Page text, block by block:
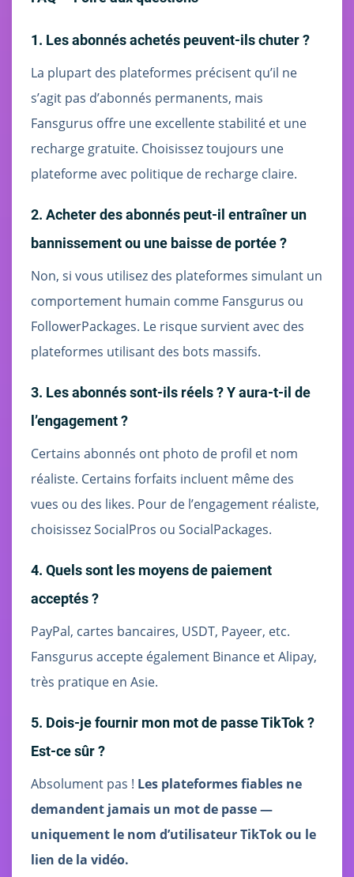
1. Les abonnés achetés peuvent-ils chuter ?
La plupart des plateformes précisent qu’il ne
s’agit pas d’abonnés permanents, mais
Fansgurus offre une excellente stabilité et une
recharge gratuite. Choisissez toujours une
plateforme avec politique de recharge claire.
2. Acheter des abonnés peut-il entraîner un
bannissement ou une baisse de portée ?
Non, si vous utilisez des plateformes simulant un
comportement humain comme Fansgurus ou
FollowerPackages. Le risque survient avec des
plateformes utilisant des bots massifs.
3. Les abonnés sont-ils réels ? Y aura-t-il de
l’engagement ?
Certains abonnés ont photo de profil et nom
réaliste. Certains forfaits incluent même des
vues ou des likes. Pour de l’engagement réaliste,
choisissez SocialPros ou SocialPackages.
4. Quels sont les moyens de paiement
acceptés ?
PayPal, cartes bancaires, USDT, Payeer, etc.
Fansgurus accepte également Binance et Alipay,
très pratique en Asie.
5. Dois-je fournir mon mot de passe TikTok ?
Est-ce sûr ?
Absolument pas ! Les plateformes fiables ne
demandent jamais un mot de passe —
uniquement le nom d’utilisateur TikTok ou le
lien de la vidéo.